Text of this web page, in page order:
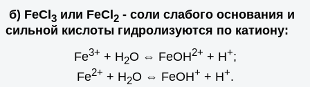
б) FеСl3 или FeCl2 - соли слабого основания и
сильной кислоты гидролизуются по катиону:
Fe3+ + H2O ⇔ FeOH2+ + H+;
Fe2+ + H2O ⇔ FeOH+ + H+.